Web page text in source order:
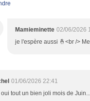
Mamieminette 02/06/2026
je l'espère aussi 🤞<br />
01/06/2026 22:41
oui tout un bien joli mois de